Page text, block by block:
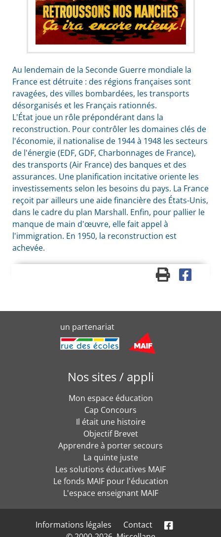
Au lendemain de la Seconde Guerre mondiale la
France est détruite : des régions françaises sont
ravagées, des villes bombardées, les transports
désorganisés et les Français rationnés.
L'État joue un rôle prépondérant dans la
reconstruction. Pour contrôler les domaines clés de
l'économie, il nationalise de 1944 à 1948 les secteurs
de l'énergie (EDF, GDF, Charbonnages de France),
des transports (Air France) des banques et des
assurances. Une planification incitative oriente les
investissements selon les besoins du pays. La France
reçoit par ailleurs une aide financière des États-Unis,
dans le cadre du plan Marshall. Enfin, pour pallier le
manque de main d'œuvre, elle fait appel à
l'immigration. En 1950, la reconstruction est
achevée.
un partenariat
Nos sites / appli
Mon espace éducation
Cap Concours
Il était une histoire
Objectif Brevet
Apprendre à porter secours
La quinte juste
Les solutions éducatives MAIF
Le fonds MAIF pour l'éducation
L'espace enseignant MAIF
Informations légales
Contact